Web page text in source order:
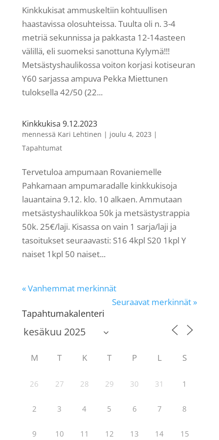
Kinkkukisat ammuskeltiin kohtuullisen
haastavissa olosuhteissa. Tuulta oli n. 3-4
metriä sekunnissa ja pakkasta 12-14asteen
välillä, eli suomeksi sanottuna Kylymä!!!
Metsästyshaulikossa voiton korjasi kotiseuran
Y60 sarjassa ampuva Pekka Miettunen
tuloksella 42/50 (22...
Kinkkukisa 9.12.2023
mennessä Kari Lehtinen | joulu 4, 2023 |
Tapahtumat
Tervetuloa ampumaan Rovaniemelle
Pahkamaan ampumaradalle kinkkukisoja
lauantaina 9.12. klo. 10 alkaen. Ammutaan
metsästyshaulikkoa 50k ja metsästystrappia
50k. 25€/laji. Kisassa on vain 1 sarja/laji ja
tasoitukset seuraavasti: S16 4kpl S20 1kpl Y
naiset 1kpl 50 naiset...
« Vanhemmat merkinnät
Seuraavat merkinnät »
Tapahtumakalenteri
M T K T P L S
26 27 28 29 30 31 1
2 3 4 5 6 7 8
9 10 11 12 13 14 15